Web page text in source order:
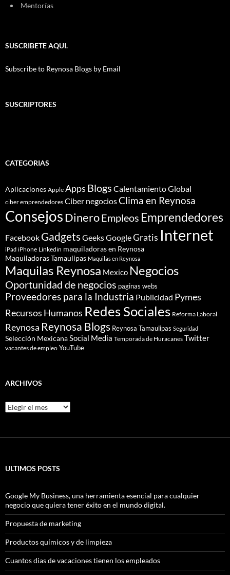
Mentorías
SUSCRIBETE AQUI.
Subscribe to Reynosa Blogs by Email
SUSCRIPTORES
CATEGORIAS
Aplicaciones Apple Apps Blogs Calentamiento Global
ciber emprendedores Ciber negociosClima en Reynosa
ConsejosDineroEmpleos Emprendedores
Facebook GadgetsGeeksGoogleGratis Internet
iPad iPhone Linkedin maquiladoras en Reynosa
Maquiladoras Tamaulipas Maquilas en Reynosa
Maquilas Reynosa Mexico Negocios
Oportunidad de negocios paginas webs
Proveedores para la Industria Publicidad Pymes
Recursos Humanos Redes Sociales Reforma Laboral
Reynosa Reynosa Blogs Reynosa Tamaulipas Seguridad
Selección MexicanaSocial Media Temporada de Huracanes Twitter
vacantes de empleo YouTube
ARCHIVOS
Archivos
ULTIMOS POSTS
Google My Business, una herramienta esencial para cualquier
negocio que quiera tener éxito en el mundo digital.
Propuesta de marketing
Productos químicos y de limpieza
Cuantos dias de vacaciones tienen los empleados